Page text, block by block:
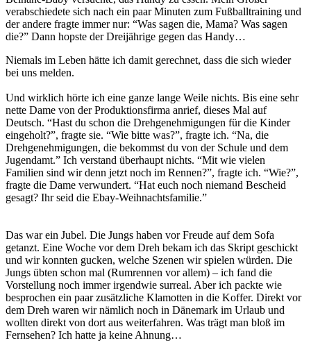
verabschiedete sich nach ein paar Minuten zum Fußballtraining und
der andere fragte immer nur: “Was sagen die, Mama? Was sagen
die?” Dann hopste der Dreijährige gegen das Handy…
Niemals im Leben hätte ich damit gerechnet, dass die sich wieder
bei uns melden.
Und wirklich hörte ich eine ganze lange Weile nichts. Bis eine sehr
nette Dame von der Produktionsfirma anrief, dieses Mal auf
Deutsch. “Hast du schon die Drehgenehmigungen für die Kinder
eingeholt?”, fragte sie. “Wie bitte was?”, fragte ich. “Na, die
Drehgenehmigungen, die bekommst du von der Schule und dem
Jugendamt.” Ich verstand überhaupt nichts. “Mit wie vielen
Familien sind wir denn jetzt noch im Rennen?”, fragte ich. “Wie?”,
fragte die Dame verwundert. “Hat euch noch niemand Bescheid
gesagt? Ihr seid die Ebay-Weihnachtsfamilie.”
Das war ein Jubel. Die Jungs haben vor Freude auf dem Sofa
getanzt. Eine Woche vor dem Dreh bekam ich das Skript geschickt
und wir konnten gucken, welche Szenen wir spielen würden. Die
Jungs übten schon mal (Rumrennen vor allem) – ich fand die
Vorstellung noch immer irgendwie surreal. Aber ich packte wie
besprochen ein paar zusätzliche Klamotten in die Koffer. Direkt vor
dem Dreh waren wir nämlich noch in Dänemark im Urlaub und
wollten direkt von dort aus weiterfahren. Was trägt man bloß im
Fernsehen? Ich hatte ja keine Ahnung…